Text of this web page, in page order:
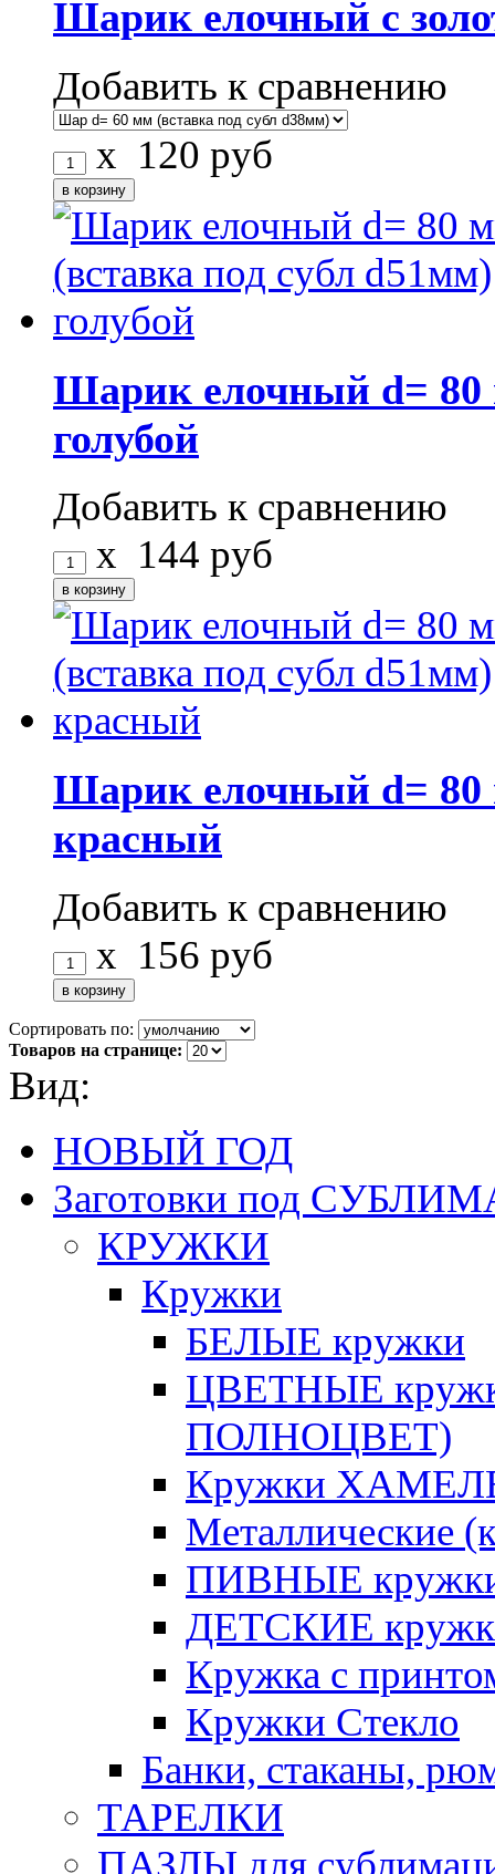
Шарик елочный с
Добавить к сравнению
x 120 руб
Шарик елочный d= 80
голубой
Добавить к сравнению
x 144 руб
Шарик елочный d= 80
красный
Добавить к сравнению
x 156 руб
Сортировать по:
Товаров на странице:
Вид:
НОВЫЙ ГОД
Заготовки под
КРУЖКИ
Кружки
БЕЛЫЕ кружки
ЦВЕТНЫЕ
ПОЛНОЦВЕТ)
Кружки
Металлические
ПИВНЫЕ
ДЕТСКИЕ
Кружка с
Кружки Стекло
Банки, стаканы,
ТАРЕЛКИ
ПАЗЛЫ для